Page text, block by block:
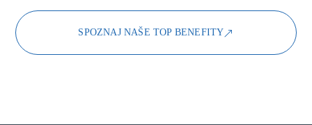
SPOZNAJ NAŠE TOP BENEFITY